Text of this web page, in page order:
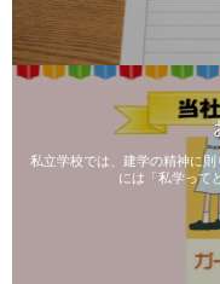
私立学校では、建学の精神に
には「私学って